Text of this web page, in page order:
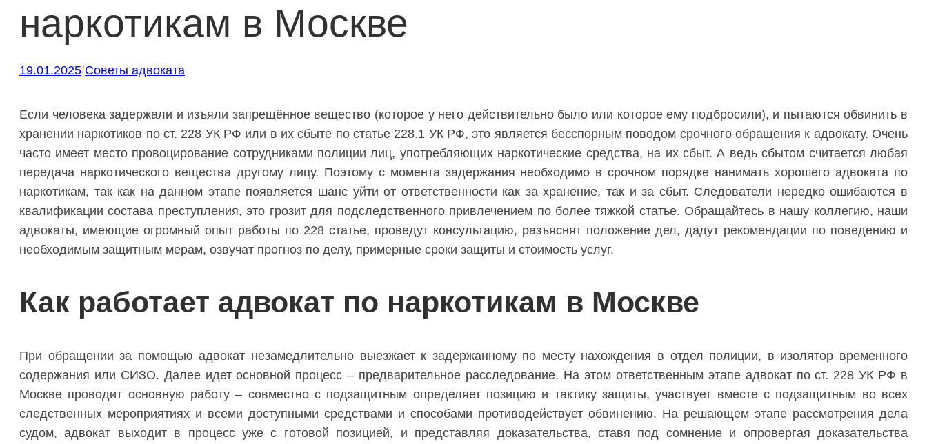
наркотикам в Москве
19.01.2025/Советы адвоката
Если человека задержали и изъяли запрещённое вещество (которое у него действительно было или которое ему подбросили), и пытаются обвинить в
хранении наркотиков по ст. 228 УК РФ или в их сбыте по статье 228.1 УК РФ, это является бесспорным поводом срочного обращения к адвокату. Очень
часто имеет место провоцирование сотрудниками полиции лиц, употребляющих наркотические средства, на их сбыт. А ведь сбытом считается любая
передача наркотического вещества другому лицу. Поэтому с момента задержания необходимо в срочном порядке нанимать хорошего адвоката по
наркотикам, так как на данном этапе появляется шанс уйти от ответственности как за хранение, так и за сбыт. Следователи нередко ошибаются в
квалификации состава преступления, это грозит для подследственного привлечением по более тяжкой статье. Обращайтесь в нашу коллегию, наши
адвокаты, имеющие огромный опыт работы по 228 статье, проведут консультацию, разъяснят положение дел, дадут рекомендации по поведению и
необходимым защитным мерам, озвучат прогноз по делу, примерные сроки защиты и стоимость услуг.
Как работает адвокат по наркотикам в Москве
При обращении за помощью адвокат незамедлительно выезжает к задержанному по месту нахождения в отдел полиции, в изолятор временного
содержания или СИЗО. Далее идет основной процесс – предварительное расследование. На этом ответственным этапе адвокат по ст. 228 УК РФ в
Москве проводит основную работу – совместно с подзащитным определяет позицию и тактику защиты, участвует вместе с подзащитным во всех
следственных мероприятиях и всеми доступными средствами и способами противодействует обвинению. На решающем этапе рассмотрения дела
судом, адвокат выходит в процесс уже с готовой позицией, и представляя доказательства, ставя под сомнение и опровергая доказательства